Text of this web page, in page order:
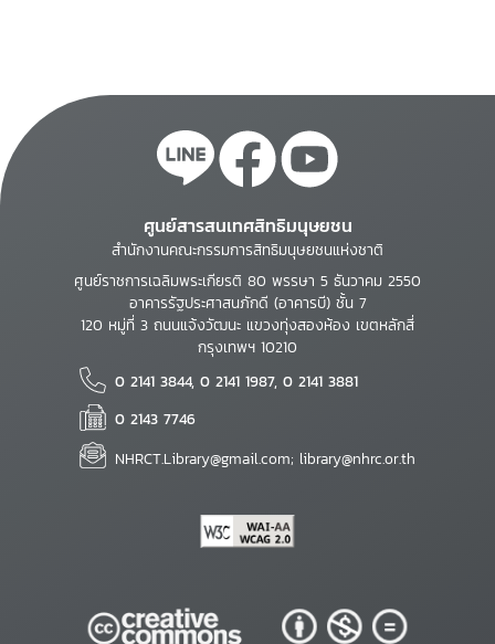
ศูนย์สารสนเทศสิทธิมนุษยชน
สำนักงานคณะกรรมการสิทธิมนุษยชนแห่งชาติ
ศูนย์ราชการเฉลิมพระเกียรติ 80 พรรษา 5 ธันวาคม 2550
อาคารรัฐประศาสนภักดี (อาคารบี) ชั้น 7
120 หมู่ที่ 3 ถนนแจ้งวัฒนะ แขวงทุ่งสองห้อง เขตหลักสี่
กรุงเทพฯ 10210
0 2141 3844, 0 2141 1987, 0 2141 3881
0 2143 7746
NHRCT.Library@gmail.com; library@nhrc.or.th